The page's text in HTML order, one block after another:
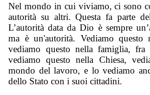
Nel mondo in cui viviamo, ci sono
autorità su altri. Questa fa parte
L’autorità data da Dio è sempre
ma è un'autorità. Vediamo questo
vediamo questo nella famiglia,
vediamo questo nella Chiesa,
mondo del lavoro, e lo vediamo
dello Stato con i suoi cittadini.